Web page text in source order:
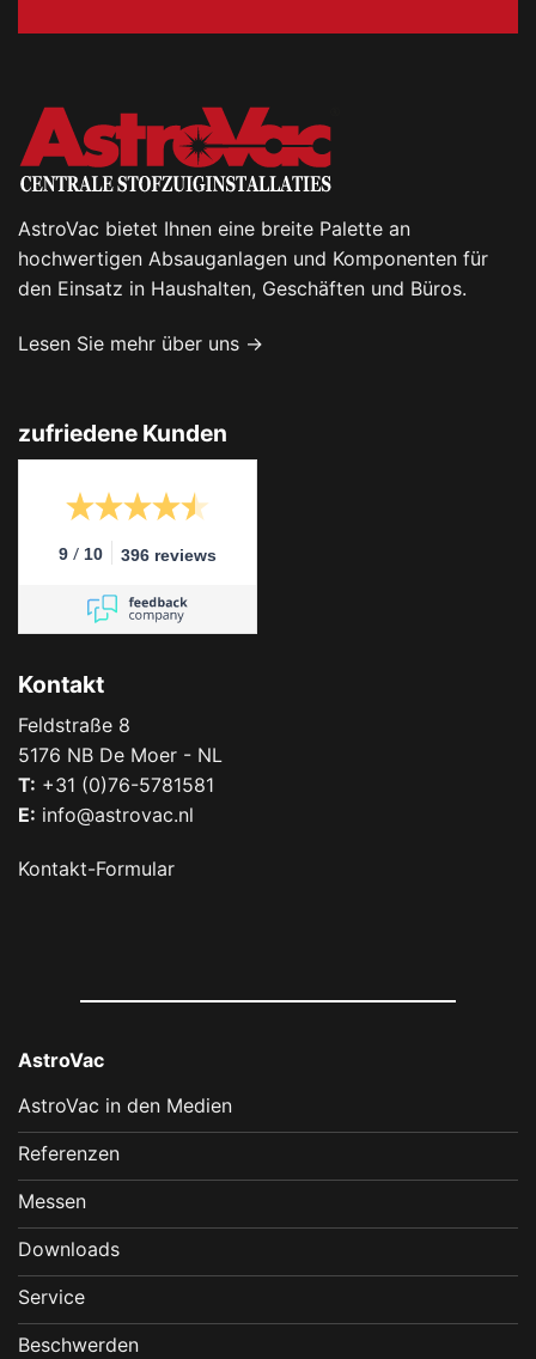
AstroVac bietet Ihnen eine breite Palette an
hochwertigen Absauganlagen und Komponenten für
den Einsatz in Haushalten, Geschäften und Büros.
Lesen Sie mehr über uns →
zufriedene Kunden
9 / 10 396 reviews
Kontakt
Feldstraße 8
5176 NB De Moer - NL
T: +31 (0)76-5781581
E: info@astrovac.nl
Kontakt-Formular
AstroVac
AstroVac in den Medien
Referenzen
Messen
Downloads
Service
Beschwerden